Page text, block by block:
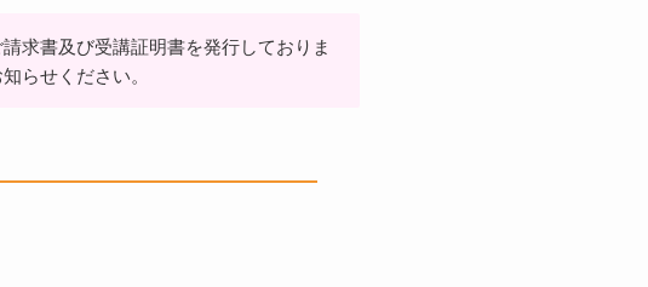
求書及び受講証明書を発行しておりま
らせください。